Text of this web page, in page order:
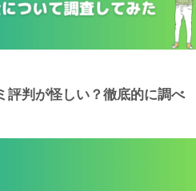
評判が怪しい？徹底的に調べ